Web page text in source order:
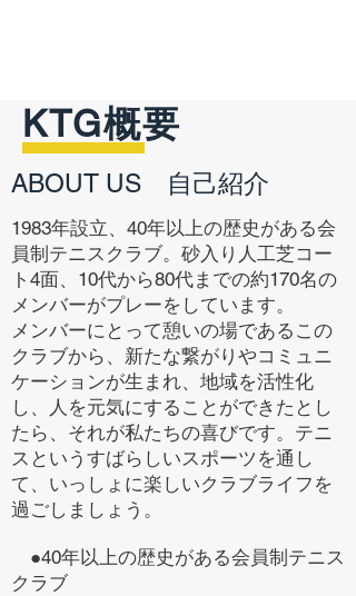
KTG概要
ABOUT US 自己紹介
1983年設立、40年以上の歴史がある会
員制テニスクラブ。砂入り人工芝コー
ト4面、10代から80代までの約170名の
メンバーがプレーをしています。
メンバーにとって憩いの場であるこの
クラブから、新たな繋がりやコミュニ
ケーションが生まれ、地域を活性化
し、人を元気にすることができたとし
たら、それが私たちの喜びです。テニ
スというすばらしいスポーツを通し
て、いっしょに楽しいクラブライフを
過ごしましょう。
●40年以上の歴史がある会員制テニス
クラブ